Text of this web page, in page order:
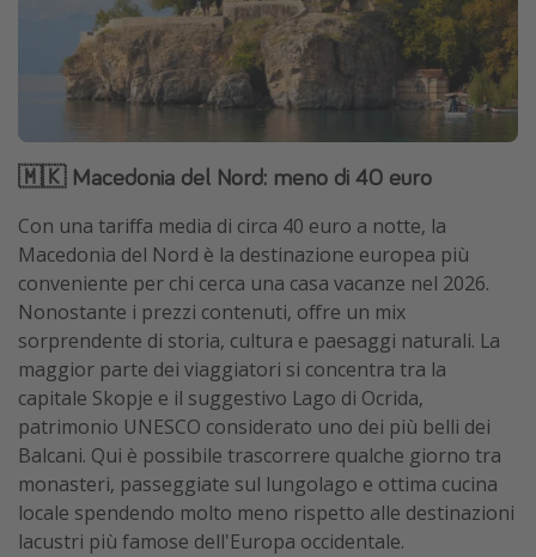
🇲🇰 Macedonia del Nord: meno di 40 euro
Con una tariffa media di circa 40 euro a notte, la
Macedonia del Nord è la destinazione europea più
conveniente per chi cerca una casa vacanze nel 2026.
Nonostante i prezzi contenuti, offre un mix
sorprendente di storia, cultura e paesaggi naturali. La
maggior parte dei viaggiatori si concentra tra la
capitale Skopje e il suggestivo Lago di Ocrida,
patrimonio UNESCO considerato uno dei più belli dei
Balcani. Qui è possibile trascorrere qualche giorno tra
monasteri, passeggiate sul lungolago e ottima cucina
locale spendendo molto meno rispetto alle destinazioni
lacustri più famose dell'Europa occidentale.